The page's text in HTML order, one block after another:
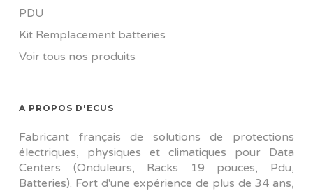
PDU
Kit Remplacement batteries
Voir tous nos produits
A PROPOS D'ECUS
Fabricant français de solutions de protections
électriques, physiques et climatiques pour Data
Centers (Onduleurs, Racks 19 pouces, Pdu,
Batteries). Fort d'une expérience de plus de 34 ans,